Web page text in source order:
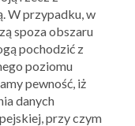
W przypadku, w
spoza obszaru
pochodzić z
poziomu
pewność, iż
danych
przy czym